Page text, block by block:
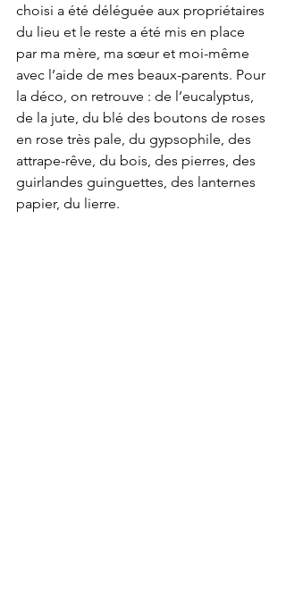
choisi a été déléguée aux propriétaires
du lieu et le reste a été mis en place
par ma mère, ma sœur et moi-même
avec l’aide de mes beaux-parents. Pour
la déco, on retrouve : de l’eucalyptus,
de la jute, du blé des boutons de roses
en rose très pale, du gypsophile, des
attrape-rêve, du bois, des pierres, des
guirlandes guinguettes, des lanternes
papier, du lierre.